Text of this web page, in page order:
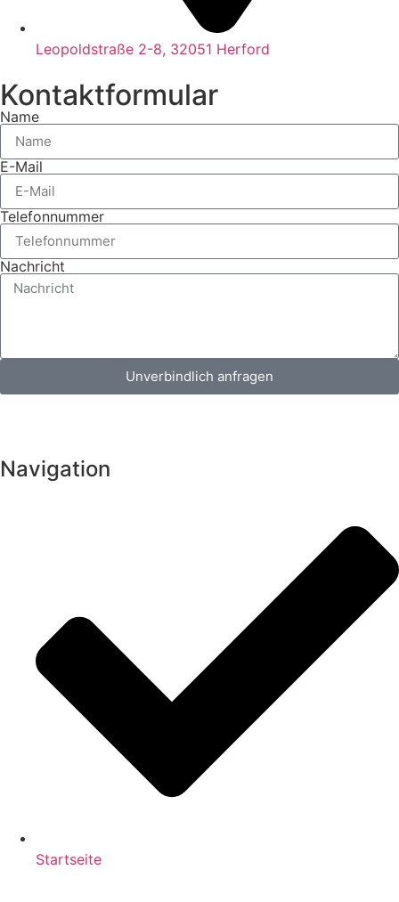
Leopoldstraße 2-8, 32051 Herford
Kontaktformular
Name
E-Mail
Telefonnummer
Nachricht
Unverbindlich anfragen
Navigation
Startseite